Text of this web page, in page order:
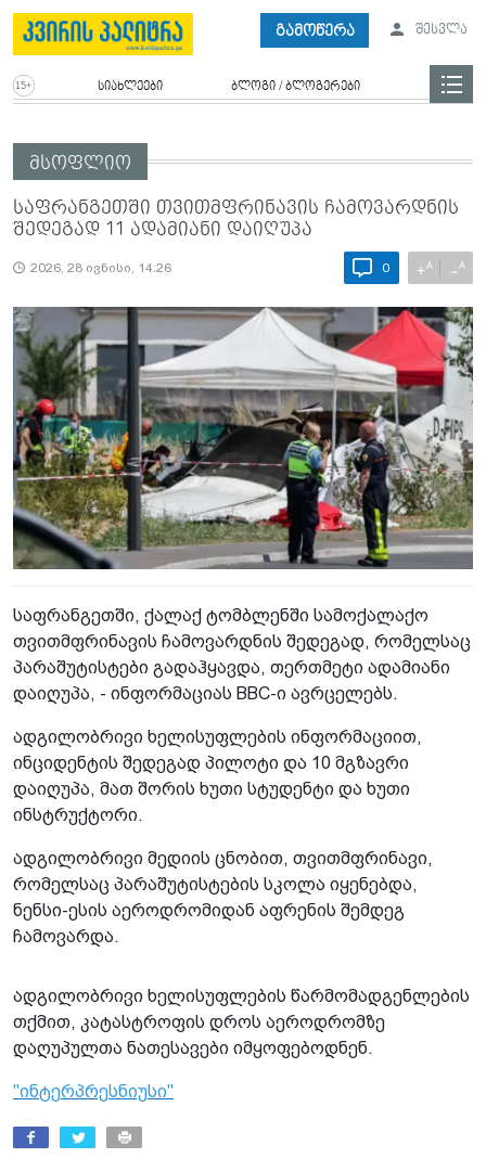
გამოწერა შესვლა
სიახლეები ბლოგი / ბლოგერები
მსოფლიო
საფრანგეთში თვითმფრინავის ჩამოვარდნის
შედეგად 11 ადამიანი დაიღუპა
2026, 28 ივნისი, 14:26 0 +A −A
საფრანგეთში, ქალაქ ტომბლენში სამოქალაქო
თვითმფრინავის ჩამოვარდნის შედეგად, რომელსაც
პარაშუტისტები გადაჰყავდა, თერთმეტი ადამიანი
დაიღუპა, - ინფორმაციას BBC-ი ავრცელებს.
ადგილობრივი ხელისუფლების ინფორმაციით,
ინციდენტის შედეგად პილოტი და 10 მგზავრი
დაიღუპა, მათ შორის ხუთი სტუდენტი და ხუთი
ინსტრუქტორი.
ადგილობრივი მედიის ცნობით, თვითმფრინავი,
რომელსაც პარაშუტისტების სკოლა იყენებდა,
ნენსი-ესის აეროდრომიდან აფრენის შემდეგ
ჩამოვარდა.
ადგილობრივი ხელისუფლების წარმომადგენლების
თქმით, კატასტროფის დროს აეროდრომზე
დაღუპულთა ნათესავები იმყოფებოდნენ.
"ინტერპრესნიუსი"